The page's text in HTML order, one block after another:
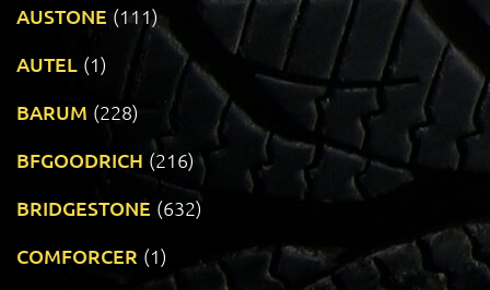
AUSTONE (111)
AUTEL (1)
BARUM (228)
BFGOODRICH (216)
BRIDGESTONE (632)
COMFORCER (1)